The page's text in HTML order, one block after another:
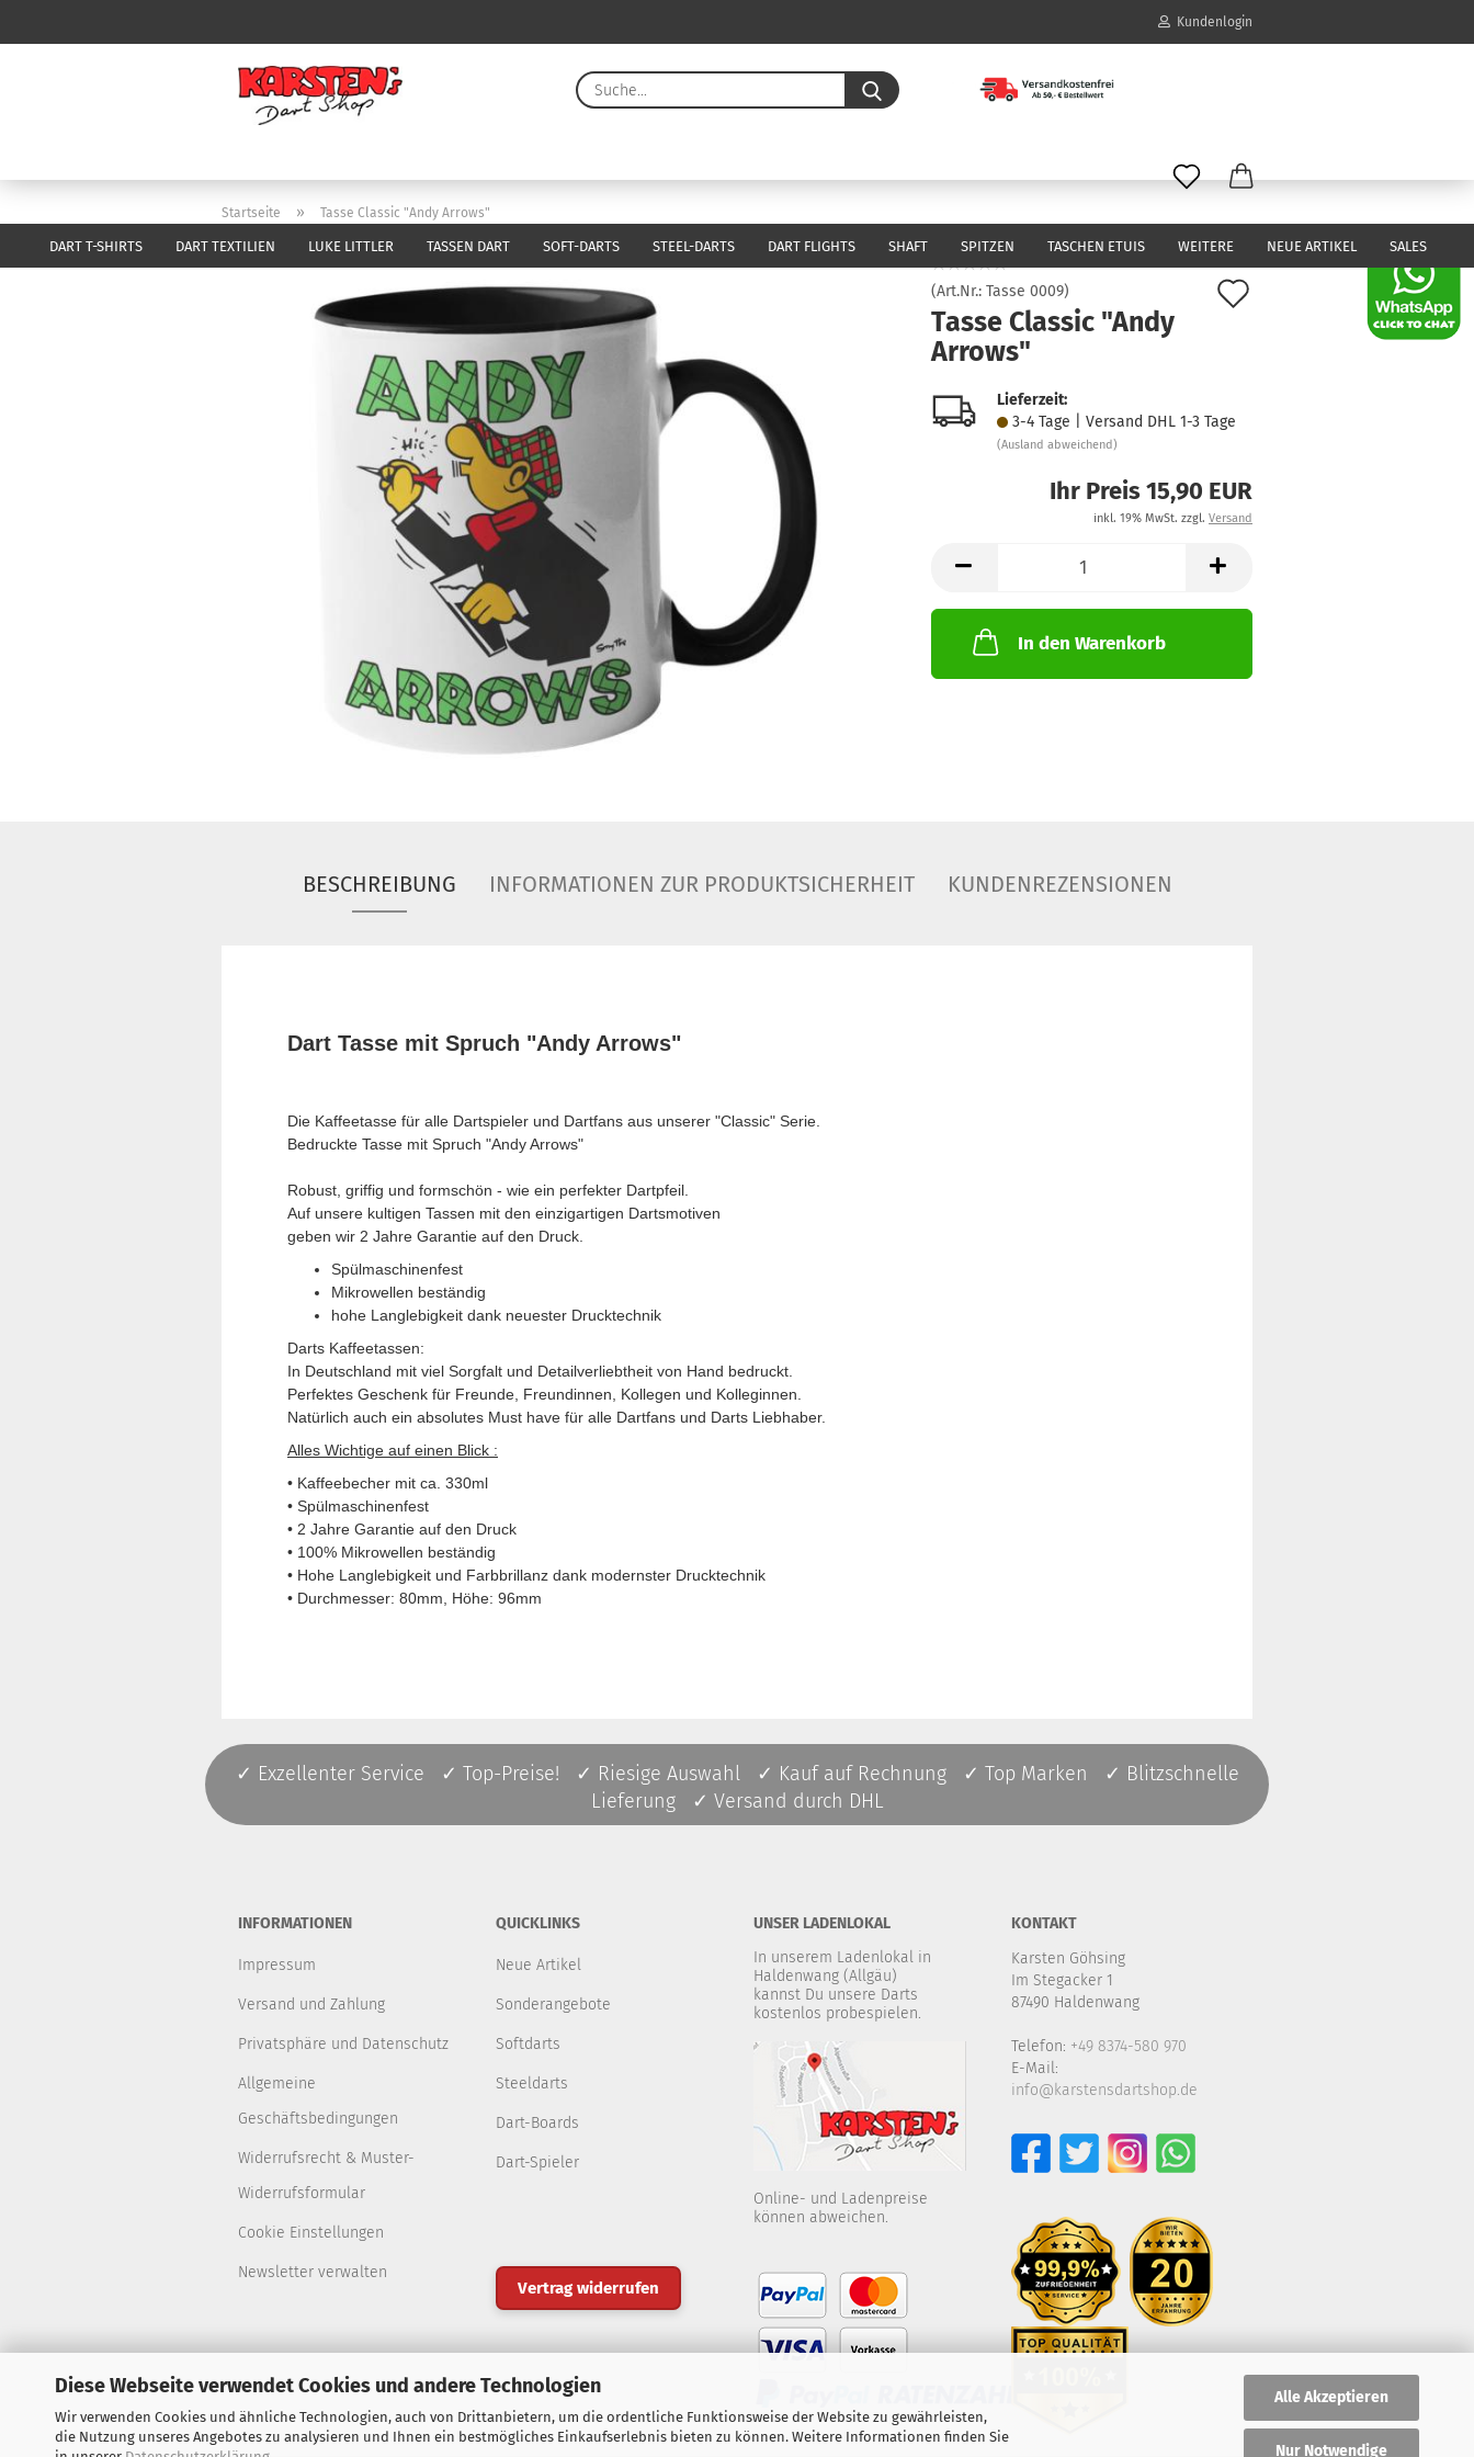
Diese Webseite verwendet Cookies und andere Technologien
Wir verwenden Cookies und ähnliche Technologien, auch von Drittanbietern, um die ordentliche Funktionsweise der Website zu gewährleisten,
die Nutzung unseres Angebotes zu analysieren und Ihnen ein bestmögliches Einkaufserlebnis bieten zu können. Weitere Informationen finden Sie
Alle Akzeptieren
Nur Notwendige
Kundenlogin
Konto erstellen
Passwort vergessen?
Suche...
DART T-SHIRTS DART TEXTILIEN LUKE LITTLER TASSEN DART SOFT-DARTS STEEL-DARTS DART FLIGHTS SHAFT SPITZEN TASCHEN ETUIS NEUE ARTIKEL SALES
WEITERE
Startseite » Tasse Classic "Andy Arrows"
(Art.Nr.: Tasse 0009)
Tasse Classic "Andy
Arrows"
Lieferzeit:
3-4 Tage | Versand DHL 1-3 Tage
(Ausland abweichend)
Ihr Preis 15,90 EUR
inkl. 19% MwSt. zzgl. Versand
In den Warenkorb
BESCHREIBUNG INFORMATIONEN ZUR PRODUKTSICHERHEIT KUNDENREZENSIONEN
Dart Tasse mit Spruch "Andy Arrows"
Die Kaffeetasse für alle Dartspieler und Dartfans aus unserer "Classic" Serie.
Bedruckte Tasse mit Spruch "Andy Arrows"
Robust, griffig und formschön - wie ein perfekter Dartpfeil.
Auf unsere kultigen Tassen mit den einzigartigen Dartsmotiven
geben wir 2 Jahre Garantie auf den Druck.
Spülmaschinenfest
Mikrowellen beständig
hohe Langlebigkeit dank neuester Drucktechnik
Darts Kaffeetassen:
In Deutschland mit viel Sorgfalt und Detailverliebtheit von Hand bedruckt.
Perfektes Geschenk für Freunde, Freundinnen, Kollegen und Kolleginnen.
Natürlich auch ein absolutes Must have für alle Dartfans und Darts Liebhaber.
Alles Wichtige auf einen Blick :
• Kaffeebecher mit ca. 330ml
• Spülmaschinenfest
• 2 Jahre Garantie auf den Druck
• 100% Mikrowellen beständig
• Hohe Langlebigkeit und Farbbrillanz dank modernster Drucktechnik
• Durchmesser: 80mm, Höhe: 96mm
✓ Exzellenter Service ✓ Top-Preise! ✓ Riesige Auswahl ✓ Kauf auf Rechnung ✓ Top Marken ✓ Blitzschnelle
Lieferung ✓ Versand durch DHL
INFORMATIONEN
Impressum
Versand und Zahlung
Privatsphäre und Datenschutz
Allgemeine
Geschäftsbedingungen
Widerrufsrecht & Muster-
Widerrufsformular
Cookie Einstellungen
Newsletter verwalten
QUICKLINKS
Neue Artikel
Sonderangebote
Softdarts
Steeldarts
Dart-Boards
Dart-Spieler
Vertrag widerrufen
UNSER LADENLOKAL
In unserem Ladenlokal in
Haldenwang (Allgäu)
kannst Du unsere Darts
kostenlos probespielen.
Online- und Ladenpreise
können abweichen.
KONTAKT
Karsten Göhsing
Im Stegacker 1
87490 Haldenwang
Telefon: +49 8374-580 970
E-Mail:
info@karstensdartshop.de